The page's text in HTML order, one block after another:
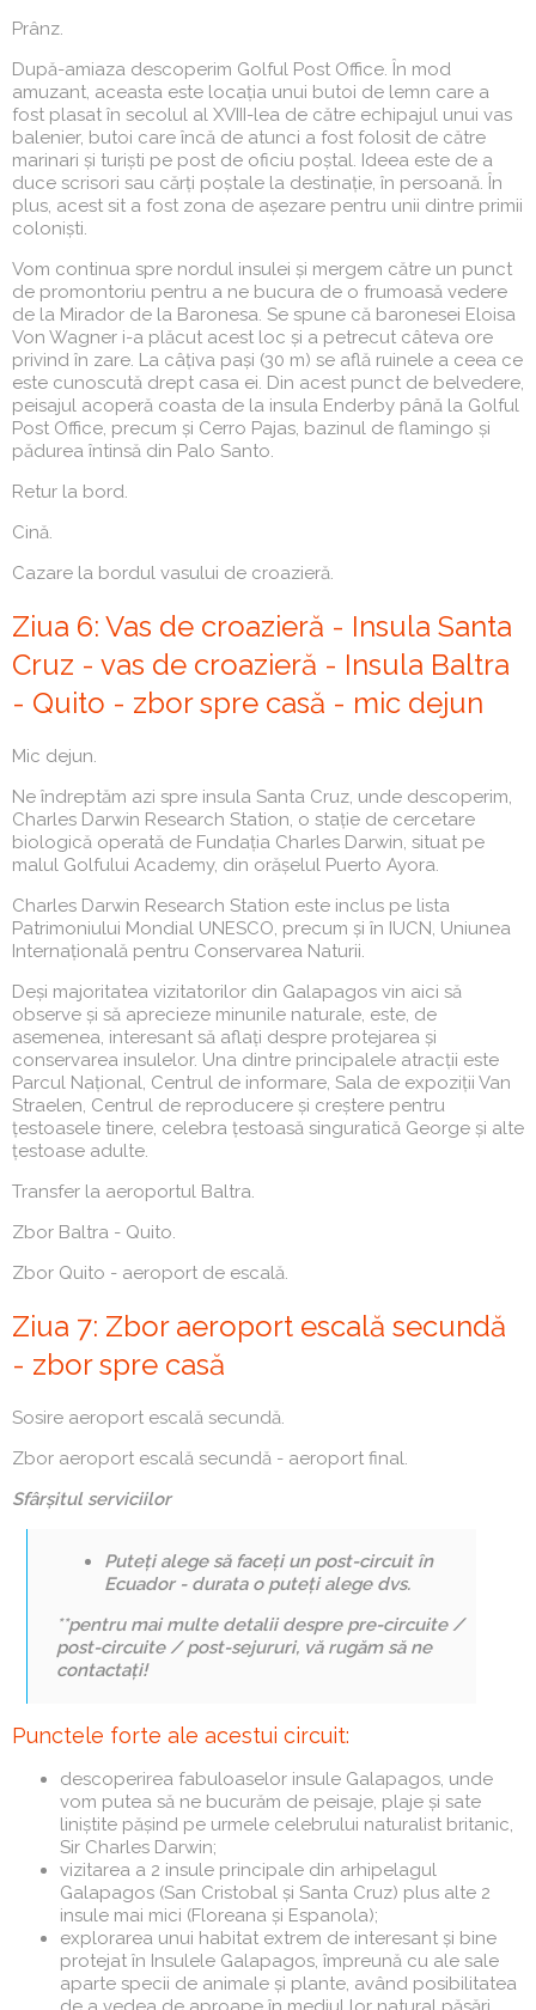
Prânz.
După-amiaza descoperim Golful Post Office. În mod
amuzant, aceasta este locația unui butoi de lemn care a
fost plasat în secolul al XVIII-lea de către echipajul unui vas
balenier, butoi care încă de atunci a fost folosit de către
marinari și turiști pe post de oficiu poștal. Ideea este de a
duce scrisori sau cărți poștale la destinație, în persoană. În
plus, acest sit a fost zona de așezare pentru unii dintre primii
coloniști.
Vom continua spre nordul insulei și mergem către un punct
de promontoriu pentru a ne bucura de o frumoasă vedere
de la Mirador de la Baronesa. Se spune că baronesei Eloisa
Von Wagner i-a plăcut acest loc și a petrecut câteva ore
privind în zare. La câțiva pași (30 m) se află ruinele a ceea ce
este cunoscută drept casa ei. Din acest punct de belvedere,
peisajul acoperă coasta de la insula Enderby până la Golful
Post Office, precum și Cerro Pajas, bazinul de flamingo și
pădurea întinsă din Palo Santo.
Retur la bord.
Cină.
Cazare la bordul vasului de croazieră.
Ziua 6: Vas de croazieră - Insula Santa
Cruz - vas de croazieră - Insula Baltra
- Quito - zbor spre casă - mic dejun
Mic dejun.
Ne îndreptăm azi spre insula Santa Cruz, unde descoperim,
Charles Darwin Research Station, o stație de cercetare
biologică operată de Fundația Charles Darwin, situat pe
malul Golfului Academy, din orășelul Puerto Ayora.
Charles Darwin Research Station este inclus pe lista
Patrimoniului Mondial UNESCO, precum și în IUCN, Uniunea
Internațională pentru Conservarea Naturii.
Deși majoritatea vizitatorilor din Galapagos vin aici să
observe și să aprecieze minunile naturale, este, de
asemenea, interesant să aflați despre protejarea și
conservarea insulelor. Una dintre principalele atracții este
Parcul Național, Centrul de informare, Sala de expoziții Van
Straelen, Centrul de reproducere și creștere pentru
țestoasele tinere, celebra țestoasă singuratică George și alte
țestoase adulte.
Transfer la aeroportul Baltra.
Zbor Baltra - Quito.
Zbor Quito - aeroport de escală.
Ziua 7: Zbor aeroport escală secundă
- zbor spre casă
Sosire aeroport escală secundă.
Zbor aeroport escală secundă - aeroport final.
Sfârșitul serviciilor
Puteți alege să faceți un post-circuit în
Ecuador - durata o puteți alege dvs.
**pentru mai multe detalii despre pre-circuite /
post-circuite / post-sejururi, vă rugăm să ne
contactați!
Punctele forte ale acestui circuit:
descoperirea fabuloaselor insule Galapagos, unde
vom putea să ne bucurăm de peisaje, plaje și sate
liniștite pășind pe urmele celebrului naturalist britanic,
Sir Charles Darwin;
vizitarea a 2 insule principale din arhipelagul
Galapagos (San Cristobal și Santa Cruz) plus alte 2
insule mai mici (Floreana și Espanola);
explorarea unui habitat extrem de interesant și bine
protejat în Insulele Galapagos, împreună cu ale sale
aparte specii de animale și plante, având posibilitatea